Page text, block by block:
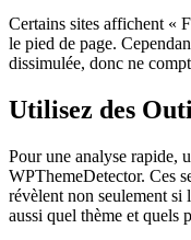
Certains sites affichent «
le pied de page.
dissimulée, donc ne
Utilisez des
Pour une analyse rapide,
WPThemeDetector. Ces
révèlent non seulement si
aussi quel thème et quels